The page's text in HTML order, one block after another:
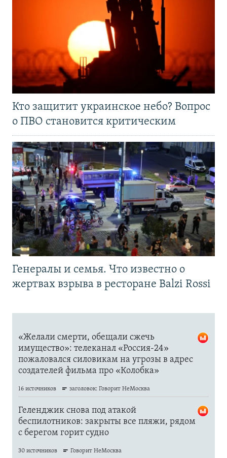
Кто защитит украинское небо? Вопрос
о ПВО становится критическим
Генералы и семья. Что известно о
жертвах взрыва в ресторане Balzi Rossi